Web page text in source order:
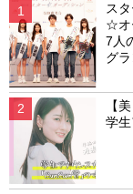
ス
☆オ
7人
グ
【
学